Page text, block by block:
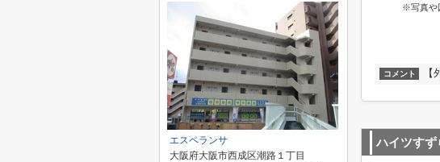
※写真や
コメント 【
ハイツすず
エスペランサ
大阪府大阪市西成区潮路１丁目